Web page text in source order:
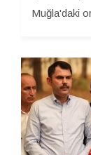
Muğla'daki